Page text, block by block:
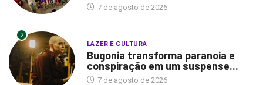
7 de agosto de 2026
2
LAZER E CULTURA
Bugonia transforma paranoia e
conspiração em um suspense...
7 de agosto de 2026